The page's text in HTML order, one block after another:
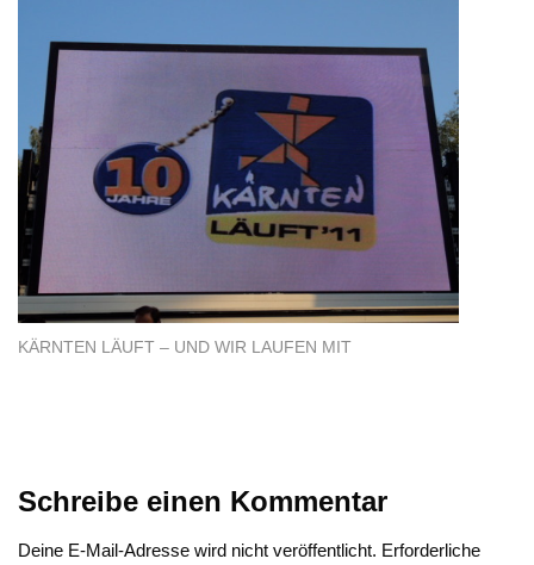
KÄRNTEN LÄUFT – UND WIR LAUFEN MIT
Schreibe einen Kommentar
Deine E-Mail-Adresse wird nicht veröffentlicht. Erforderliche